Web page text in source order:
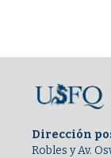
Dirección
Robles y Av.